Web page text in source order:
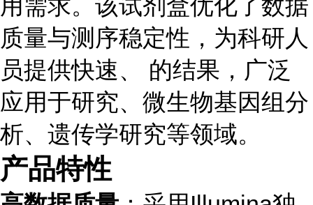
用需求。该试剂盒优化了数据
质量与测序稳定性，为科研人
员提供快速、 的结果，广泛
应用于研究、微生物基因组分
析、遗传学研究等领域。
产品特性